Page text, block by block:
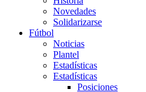
Novedades
Solidarizarse
Fútbol
Noticias
Plantel
Estadísticas
Estadísticas
Posiciones